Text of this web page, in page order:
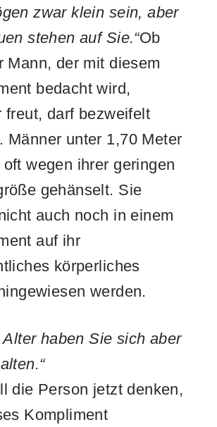
zwar klein sein, aber
stehen auf Sie.“Ob
Mann, der mit diesem
bedacht wird,
freut, darf bezweifelt
Männer unter 1,70 Meter
wegen ihrer geringen
gehänselt. Sie
auch noch in einem
auf ihr
körperliches
werden.
Alter haben Sie sich aber
die Person jetzt denken,
Kompliment